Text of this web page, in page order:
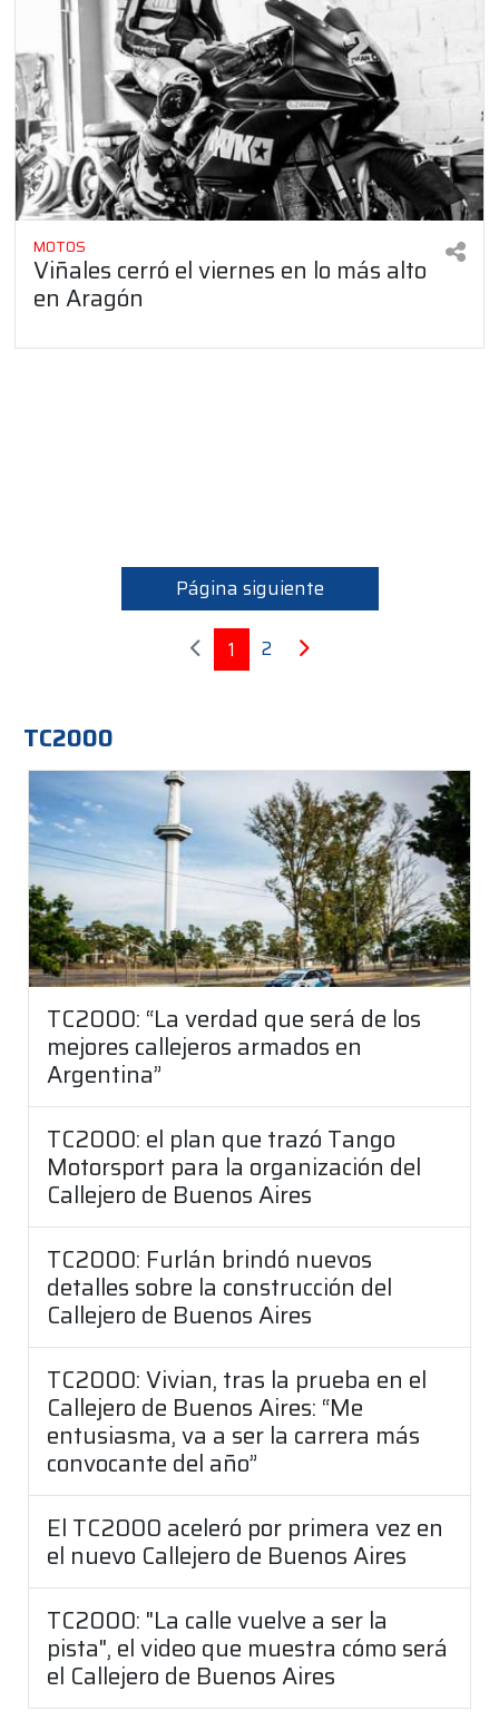
MOTOS
Viñales cerró el viernes en lo más alto
en Aragón
Página siguiente
1 2
TC2000
TC2000: “La verdad que será de los
mejores callejeros armados en
Argentina”
TC2000: el plan que trazó Tango
Motorsport para la organización del
Callejero de Buenos Aires
TC2000: Furlán brindó nuevos
detalles sobre la construcción del
Callejero de Buenos Aires
TC2000: Vivian, tras la prueba en el
Callejero de Buenos Aires: “Me
entusiasma, va a ser la carrera más
convocante del año”
El TC2000 aceleró por primera vez en
el nuevo Callejero de Buenos Aires
TC2000: "La calle vuelve a ser la
pista", el video que muestra cómo será
el Callejero de Buenos Aires